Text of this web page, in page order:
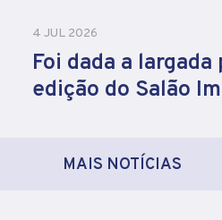
4 JUL 2026
Foi dada a
edição do Salão
MAIS NOTÍCIAS